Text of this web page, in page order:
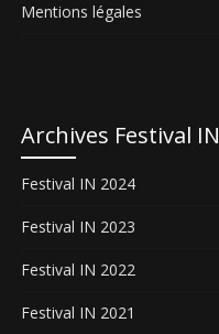
Mentions légales
Archives Festival IN
Festival IN 2024
Festival IN 2023
Festival IN 2022
Festival IN 2021